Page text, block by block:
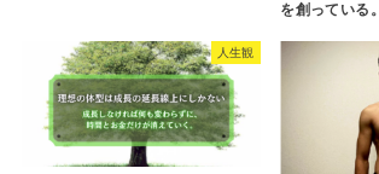
を創っている。
人生観